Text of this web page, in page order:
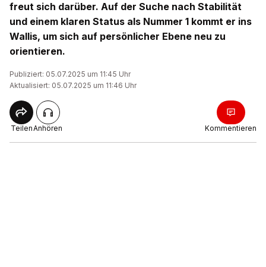
freut sich darüber. Auf der Suche nach Stabilität
und einem klaren Status als Nummer 1 kommt er ins
Wallis, um sich auf persönlicher Ebene neu zu
orientieren.
Publiziert: 05.07.2025 um 11:45 Uhr
Aktualisiert: 05.07.2025 um 11:46 Uhr
TeilenAnhören Kommentieren